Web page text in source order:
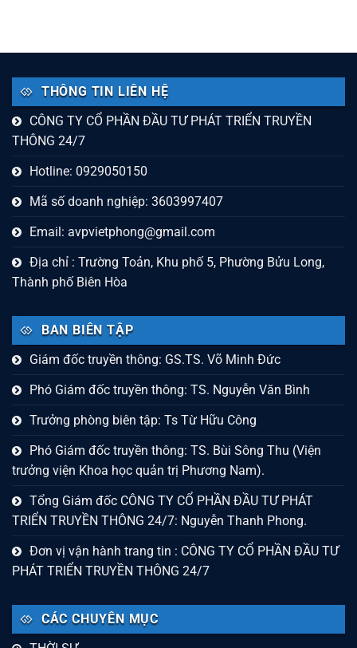
THÔNG TIN LIÊN HỆ
CÔNG TY CỔ PHẦN ĐẦU TƯ PHÁT TRIỂN TRUYỀN
THÔNG 24/7
Hotline: 0929050150
Mã số doanh nghiệp: 3603997407
Email: avpvietphong@gmail.com
Địa chỉ : Trường Toản, Khu phố 5, Phường Bửu Long,
Thành phố Biên Hòa
BAN BIÊN TẬP
Giám đốc truyền thông: GS.TS. Võ Minh Đức
Phó Giám đốc truyền thông: TS. Nguyễn Văn Bình
Trưởng phòng biên tập: Ts Từ Hữu Công
Phó Giám đốc truyền thông: TS. Bùi Sông Thu (Viện
trưởng viện Khoa học quản trị Phương Nam).
Tổng Giám đốc CÔNG TY CỔ PHẦN ĐẦU TƯ PHÁT
TRIỂN TRUYỀN THÔNG 24/7: Nguyễn Thanh Phong.
Đơn vị vận hành trang tin : CÔNG TY CỔ PHẦN ĐẦU TƯ
PHÁT TRIỂN TRUYỀN THÔNG 24/7
CÁC CHUYÊN MỤC